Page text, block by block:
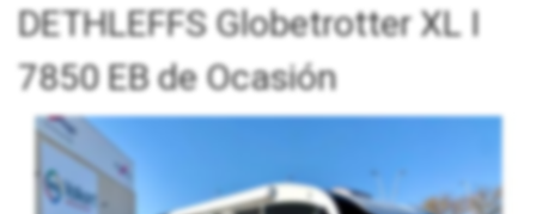
DETHLEFFS Globetrotter XL I
7850 EB de Ocasión